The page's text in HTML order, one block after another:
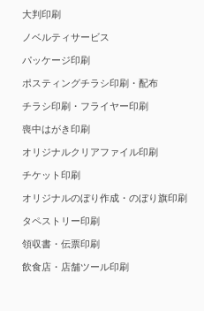
大判印刷
ノベルティサービス
パッケージ印刷
ポスティングチラシ印刷・配布
チラシ印刷・フライヤー印刷
喪中はがき印刷
オリジナルクリアファイル印刷
チケット印刷
オリジナルのぼり作成・のぼり旗印刷
タペストリー印刷
領収書・伝票印刷
飲食店・店舗ツール印刷